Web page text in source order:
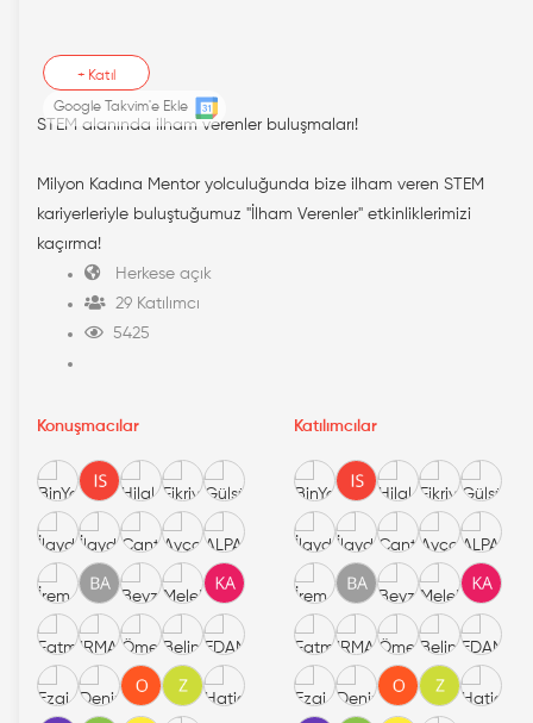
+ Katıl
Google Takvim'e Ekle
STEM alanında ilham verenler buluşmaları!
Milyon Kadına Mentor yolculuğunda bize ilham veren STEM
kariyerleriyle buluştuğumuz "İlham Verenler" etkinliklerimizi
kaçırma!
Herkese açık
29 Katılımcı
5425
Konuşmacılar Katılımcılar